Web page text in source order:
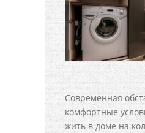
Современная
комфортные
жить в доме на